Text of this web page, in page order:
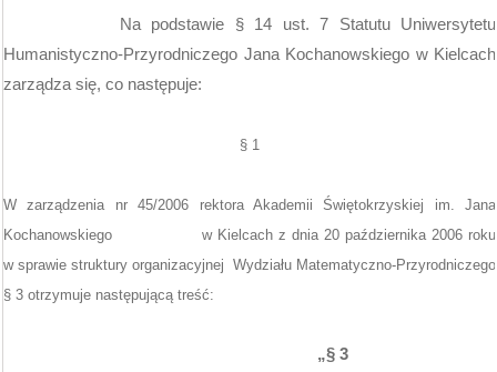
Na podstawie §14 ust. 7 Statutu Uniwersytetu
Humanistyczno-Przyrodniczego Jana Kochanowskiego w Kielcach
zarządza się, co następuje:
§ 1
W zarządzenia nr 45/2006 rektora Akademii Świętokrzyskiej im. Jana
Kochanowskiego
w Kielcach z dnia 20 października 2006 roku
w sprawie struktury organizacyjnej Wydziału Matematyczno-Przyrodniczego
§ 3 otrzymuje następującą treść:
„§ 3